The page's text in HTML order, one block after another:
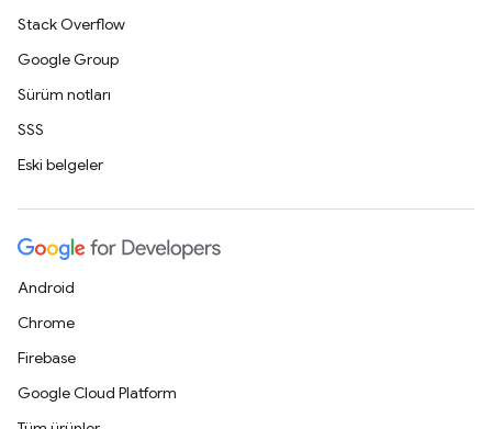
Stack Overflow
Google Group
Sürüm notları
SSS
Eski belgeler
Android
Chrome
Firebase
Google Cloud Platform